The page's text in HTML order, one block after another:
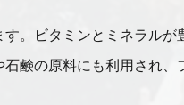
。ビタミンとミネラルが
鹸の原料にも利用され